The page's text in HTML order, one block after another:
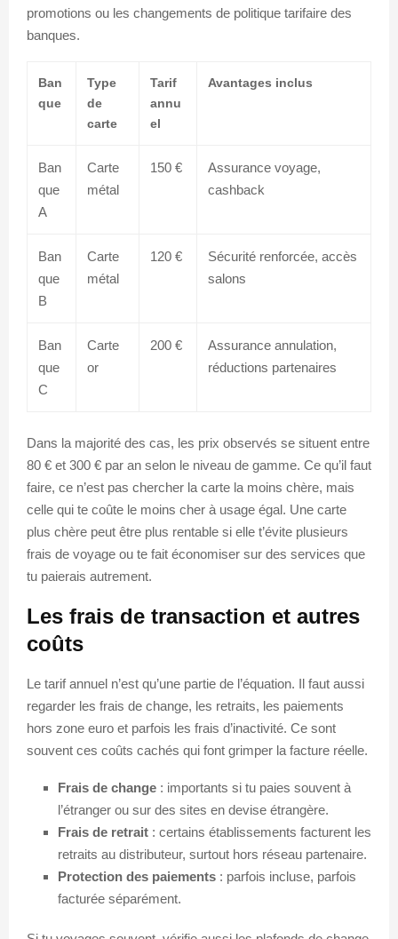
promotions ou les changements de politique tarifaire des
banques.
Ban
que
Type
de
carte
Tarif
annu
el
Avantages inclus
Ban
que
A
Carte
métal
150 €
Assurance voyage,
cashback
Ban
que
B
Carte
métal
120 €
Sécurité renforcée, accès
salons
Ban
que
C
Carte
or
200 €
Assurance annulation,
réductions partenaires
Dans la majorité des cas, les prix observés se situent entre
80 € et 300 € par an selon le niveau de gamme. Ce qu’il faut
faire, ce n’est pas chercher la carte la moins chère, mais
celle qui te coûte le moins cher à usage égal. Une carte
plus chère peut être plus rentable si elle t’évite plusieurs
frais de voyage ou te fait économiser sur des services que
tu paierais autrement.
Les frais de transaction et autres
coûts
Le tarif annuel n’est qu’une partie de l’équation. Il faut aussi
regarder les frais de change, les retraits, les paiements
hors zone euro et parfois les frais d’inactivité. Ce sont
souvent ces coûts cachés qui font grimper la facture réelle.
Frais de change : importants si tu paies souvent à
l’étranger ou sur des sites en devise étrangère.
Frais de retrait : certains établissements facturent les
retraits au distributeur, surtout hors réseau partenaire.
Protection des paiements : parfois incluse, parfois
facturée séparément.